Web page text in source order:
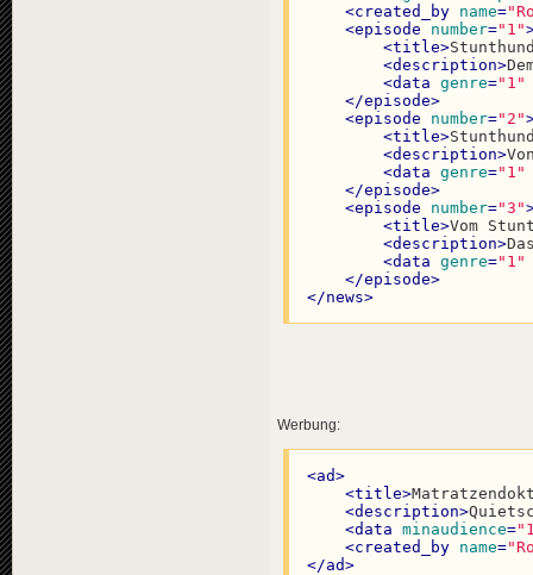
<created_by name=
<episode number="1"
<title>
<description>
<data genre="1"
</episode>
<episode number="2"
<title>
<description>
<data genre="1"
</episode>
<episode number="3"
<title>Vom
<description>
<data genre="1"
</episode>
</news>
Werbung:
<ad>
<title>
<description>
<data minaudience=
<created_by name=
</ad>